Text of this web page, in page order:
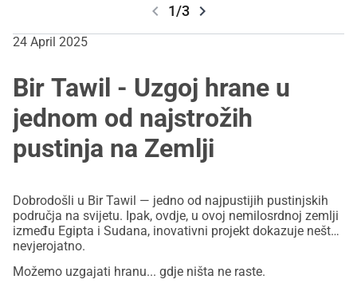
chevron_left 1/3 chevron_right
24 April 2025
Bir Tawil - Uzgoj hrane u
jednom od najstrožih
pustinja na Zemlji
Dobrodošli u Bir Tawil — jedno od najpustijih pustinjskih
područja na svijetu. Ipak, ovdje, u ovoj nemilosrdnoj zemlji
između Egipta i Sudana, inovativni projekt dokazuje nešto
nevjerojatno.
Možemo uzgajati hranu... gdje ništa ne raste.